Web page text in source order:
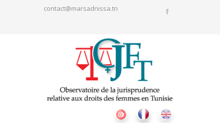
Aller au contenu principalcontact@marsadnissa.tn